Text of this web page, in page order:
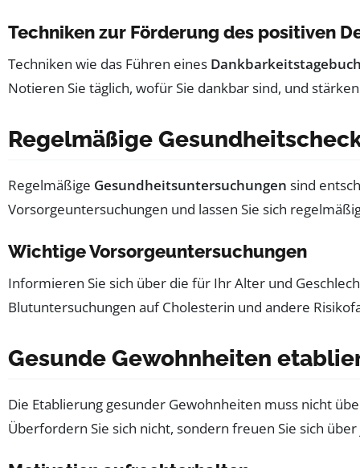
Techniken zur Förderung des positiven
Techniken wie das Führen eines
Notieren Sie täglich, wofür Sie dankbar sind, und
Regelmäßige
Regelmäßige Gesundheitsuntersuchungen sind
Vorsorgeuntersuchungen und lassen Sie sich
Wichtige Vorsorgeuntersuchungen
Informieren Sie sich über die für Ihr Alter und
Blutuntersuchungen auf Cholesterin und andere
Gesunde Gewohnheiten
Die Etablierung gesunder Gewohnheiten muss nicht
Überfordern Sie sich nicht, sondern freuen Sie sich